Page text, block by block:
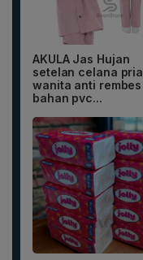
AKULA Jas Hujan
setelan celana pria
wanita anti rembes
bahan pvc...